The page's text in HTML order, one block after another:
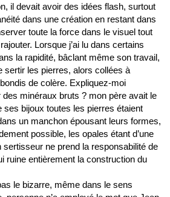
il devait avoir des idées flash, surtout
dans une création en restant dans
toute la force dans le visuel tout
Lorsque j’ai lu dans certains
la rapidité, bâclant même son travail,
sertir les pierres, alors collées à
de colère. Expliquez-moi
minéraux bruts ? mon père avait le
ses bijoux toutes les pierres étaient
un manchon épousant leurs formes,
possible, les opales étant d’une
sertisseur ne prend la responsabilité de
ruine entièrement la construction du
le bizarre, même dans le sens